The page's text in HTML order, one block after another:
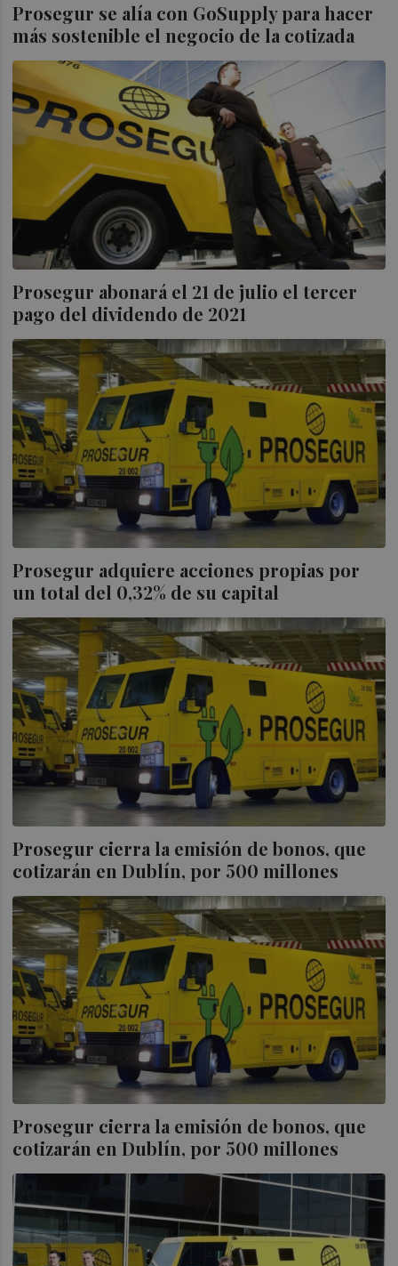
Prosegur se alía con GoSupply para hacer
más sostenible el negocio de la cotizada
Prosegur abonará el 21 de julio el tercer
pago del dividendo de 2021
Prosegur adquiere acciones propias por
un total del 0,32% de su capital
Prosegur cierra la emisión de bonos, que
cotizarán en Dublín, por 500 millones
Prosegur cierra la emisión de bonos, que
cotizarán en Dublín, por 500 millones